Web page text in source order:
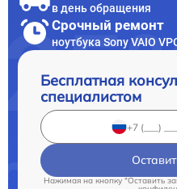
в день обращения
Срочный ремонт
ноутбука Sony VAIO
Бесплатная
специалистом
Нажимая на кнопку "Оставить